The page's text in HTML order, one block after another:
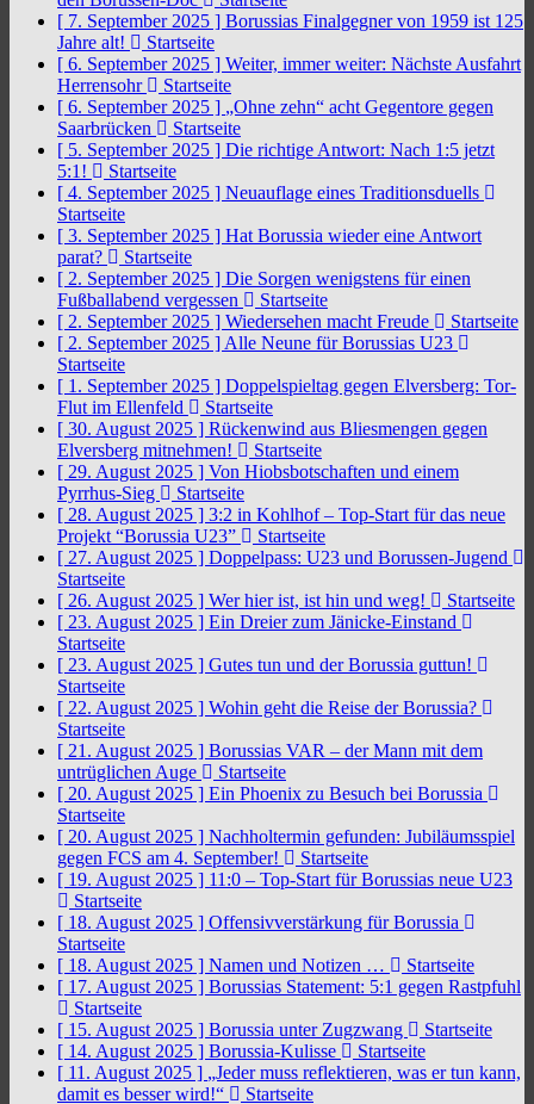
[ 7. September 2025 ] Borussias Finalgegner von 1959 ist 125
Jahre alt!
Startseite
[ 6. September 2025 ] Weiter, immer weiter: Nächste Ausfahrt
Herrensohr
Startseite
[ 6. September 2025 ] „Ohne zehn“ acht Gegentore gegen
Saarbrücken
Startseite
[ 5. September 2025 ] Die richtige Antwort: Nach 1:5 jetzt
5:1!
Startseite
[ 4. September 2025 ] Neuauflage eines Traditionsduells
Startseite
[ 3. September 2025 ] Hat Borussia wieder eine Antwort
parat?
Startseite
[ 2. September 2025 ] Die Sorgen wenigstens für einen
Fußballabend vergessen
Startseite
[ 2. September 2025 ] Wiedersehen macht Freude
Startseite
[ 2. September 2025 ] Alle Neune für Borussias U23
Startseite
[ 1. September 2025 ] Doppelspieltag gegen Elversberg: Tor-
Flut im Ellenfeld
Startseite
[ 30. August 2025 ] Rückenwind aus Bliesmengen gegen
Elversberg mitnehmen!
Startseite
[ 29. August 2025 ] Von Hiobsbotschaften und einem
Pyrrhus-Sieg
Startseite
[ 28. August 2025 ] 3:2 in Kohlhof – Top-Start für das neue
Projekt “Borussia U23”
Startseite
[ 27. August 2025 ] Doppelpass: U23 und Borussen-Jugend
Startseite
[ 26. August 2025 ] Wer hier ist, ist hin und weg!
Startseite
[ 23. August 2025 ] Ein Dreier zum Jänicke-Einstand
Startseite
[ 23. August 2025 ] Gutes tun und der Borussia guttun!
Startseite
[ 22. August 2025 ] Wohin geht die Reise der Borussia?
Startseite
[ 21. August 2025 ] Borussias VAR – der Mann mit dem
untrüglichen Auge
Startseite
[ 20. August 2025 ] Ein Phoenix zu Besuch bei Borussia
Startseite
[ 20. August 2025 ] Nachholtermin gefunden: Jubiläumsspiel
gegen FCS am 4. September!
Startseite
[ 19. August 2025 ] 11:0 – Top-Start für Borussias neue U23
Startseite
[ 18. August 2025 ] Offensivverstärkung für Borussia
Startseite
[ 18. August 2025 ] Namen und Notizen …
Startseite
[ 17. August 2025 ] Borussias Statement: 5:1 gegen Rastpfuhl
Startseite
[ 15. August 2025 ] Borussia unter Zugzwang
Startseite
[ 14. August 2025 ] Borussia-Kulisse
Startseite
[ 11. August 2025 ] „Jeder muss reflektieren, was er tun kann,
damit es besser wird!“
Startseite